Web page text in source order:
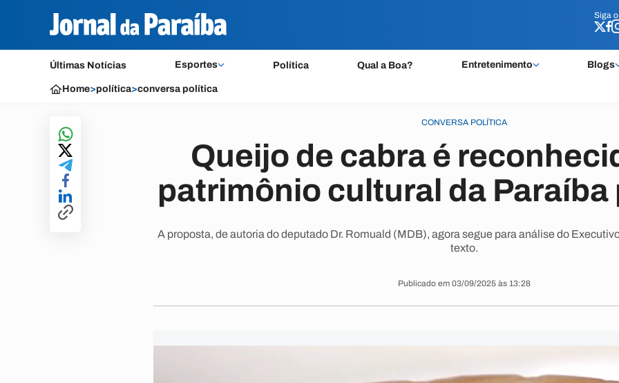
Siga o
Últimas Notícias Esportes Política Qual a Boa? Entretenimento Blogs
Siga o
Home>política>conversa política
CONVERSA POLÍTICA
Queijo de cabra é
patrimônio cultural da Paraíba
A proposta, de autoria do deputado Dr. Romuald (MDB), agora segue para análise do
texto.
Publicado em 03/09/2025 às 13:28